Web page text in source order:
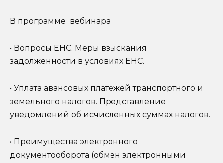
В программе вебинара:
• Вопросы ЕНС. Меры взыскания
задолженности в условиях ЕНС.
• Уплата авансовых платежей транспортного и
земельного налогов. Представление
уведомлений об исчисленных суммах налогов.
• Преимущества электронного
документооборота (обмен электронными